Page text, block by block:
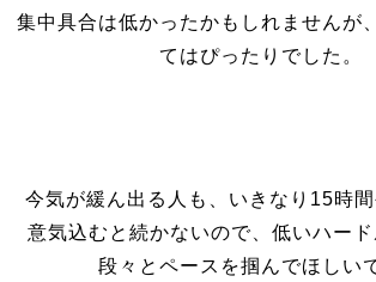
集中具合は低かったかもしれませんが
てはぴったりでした。
今気が緩ん出る人も、いきなり15時
意気込むと続かないので、低いハー
段々とペースを掴んでほしい